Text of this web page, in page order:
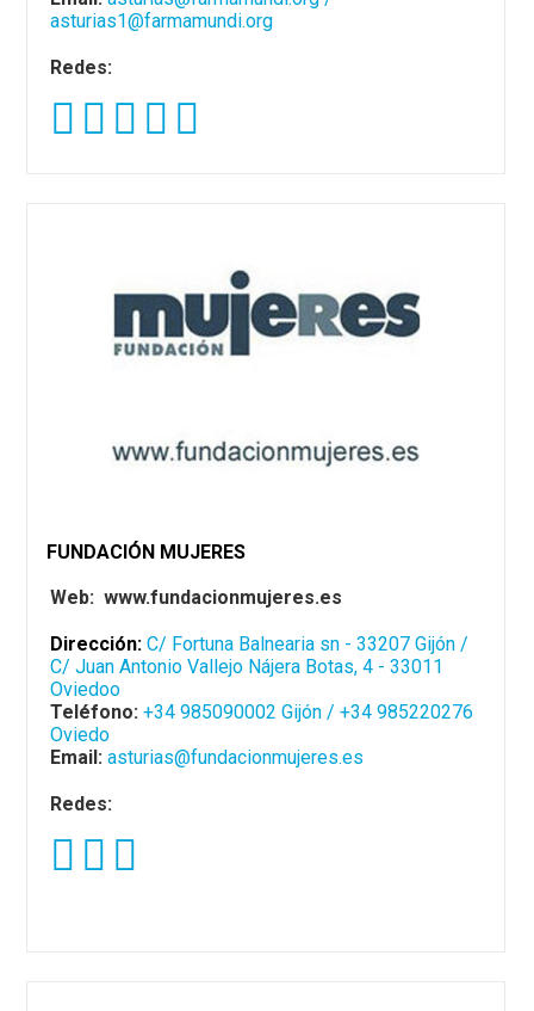
asturias1@farmamundi.org
Redes:
FUNDACIÓN MUJERES
Web: www.fundacionmujeres.es
Dirección:C/ Fortuna Balnearia sn - 33207 Gijón /
C/ Juan Antonio Vallejo Nájera Botas, 4 - 33011
Oviedoo
Teléfono:+34 985090002 Gijón / +34 985220276
Oviedo
Email:asturias@fundacionmujeres.es
Redes: